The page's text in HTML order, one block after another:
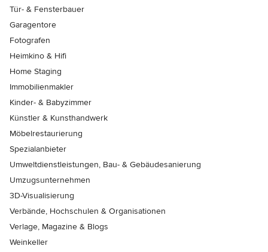
Tür- & Fensterbauer
Garagentore
Fotografen
Heimkino & Hifi
Home Staging
Immobilienmakler
Kinder- & Babyzimmer
Künstler & Kunsthandwerk
Möbelrestaurierung
Spezialanbieter
Umweltdienstleistungen, Bau- & Gebäudesanierung
Umzugsunternehmen
3D-Visualisierung
Verbände, Hochschulen & Organisationen
Verlage, Magazine & Blogs
Weinkeller